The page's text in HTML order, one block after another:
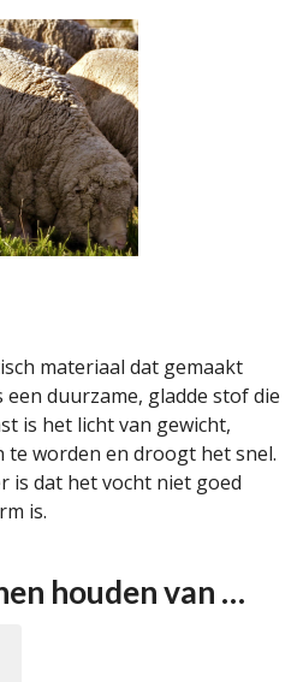
materiaal dat gemaakt
duurzame, gladde stof die
is het licht van gewicht,
worden en droogt het snel.
is dat het vocht niet goed
is.
houden van …